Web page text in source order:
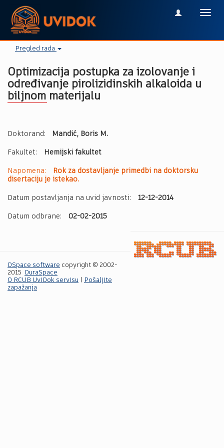
Pregled rada
Optimizacija postupka za izolovanje i
određivanje pirolizidinskih alkaloida u
biljnom materijalu
Doktorand: Mandić, Boris M.
Fakultet: Hemijski fakultet
Napomena:
Rok za dostavljanje primedbi na doktorsku
disertaciju je istekao.
Datum postavljanja na uvid javnosti: 12-12-2014
Datum odbrane: 02-02-2015
DSpace software copyright © 2002-
2015
DuraSpace
O RCUB UviDok servisu
Pošaljite
zapažanja